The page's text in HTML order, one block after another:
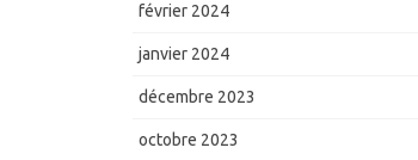
février 2024
janvier 2024
décembre 2023
octobre 2023